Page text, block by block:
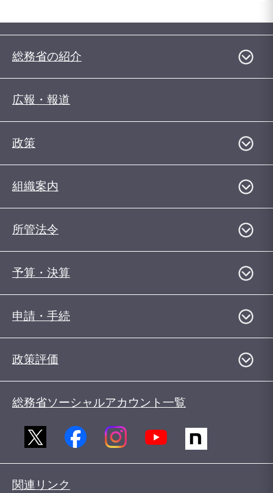
総務省の紹介
広報・報道
政策
組織案内
所管法令
予算・決算
申請・手続
政策評価
総務省ソーシャルアカウント一覧
関連リンク